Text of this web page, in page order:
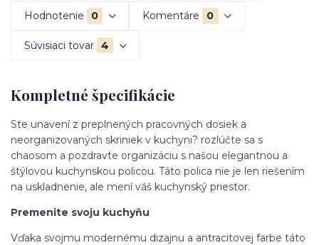
Hodnotenie 0 Komentáre 0
Súvisiaci tovar 4
Kompletné špecifikácie
Ste unavení z preplnených pracovných dosiek a
neorganizovaných skriniek v kuchyni? rozlúčte sa s
chaosom a pozdravte organizáciu s našou elegantnou a
štýlovou kuchynskou policou. Táto polica nie je len riešením
na uskladnenie, ale mení váš kuchynský priestor.
Premenite svoju kuchyňu
Vďaka svojmu modernému dizajnu a antracitovej farbe táto